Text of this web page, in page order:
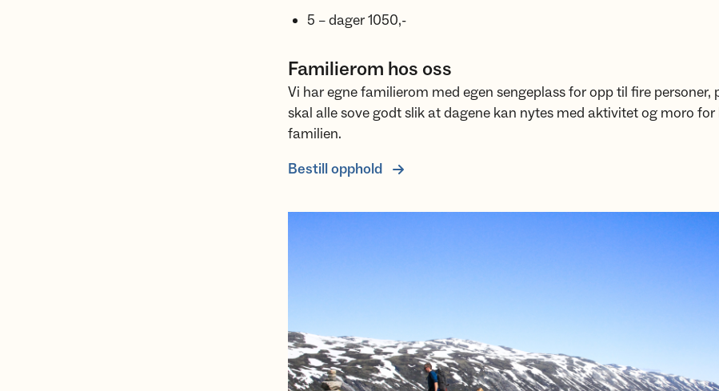
5 – dager 1050,-
Familierom hos oss
Vi har egne familierom med egen sengeplass for opp til fire personer,
skal alle sove godt slik at dagene kan nytes med aktivitet og moro for
familien.
Bestill opphold